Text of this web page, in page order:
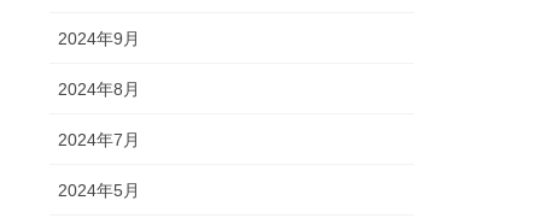
2024年9月
2024年8月
2024年7月
2024年5月